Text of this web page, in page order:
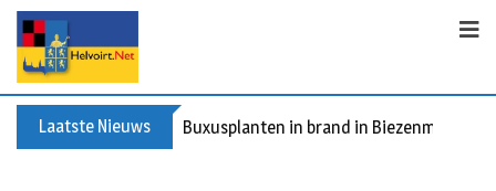
Laatste Nieuws Spreidingswet asielzoekers: hoe zit dat?